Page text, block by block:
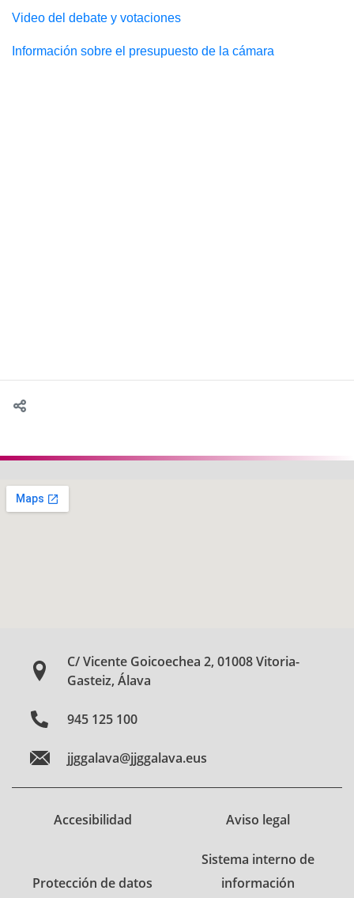
Video del debate y votaciones
Información sobre el presupuesto de la cámara
C/ Vicente Goicoechea 2, 01008 Vitoria-
Gasteiz, Álava
945 125 100
jjggalava@jjggalava.eus
Accesibilidad Aviso legal
Protección de datos
Sistema interno de
información